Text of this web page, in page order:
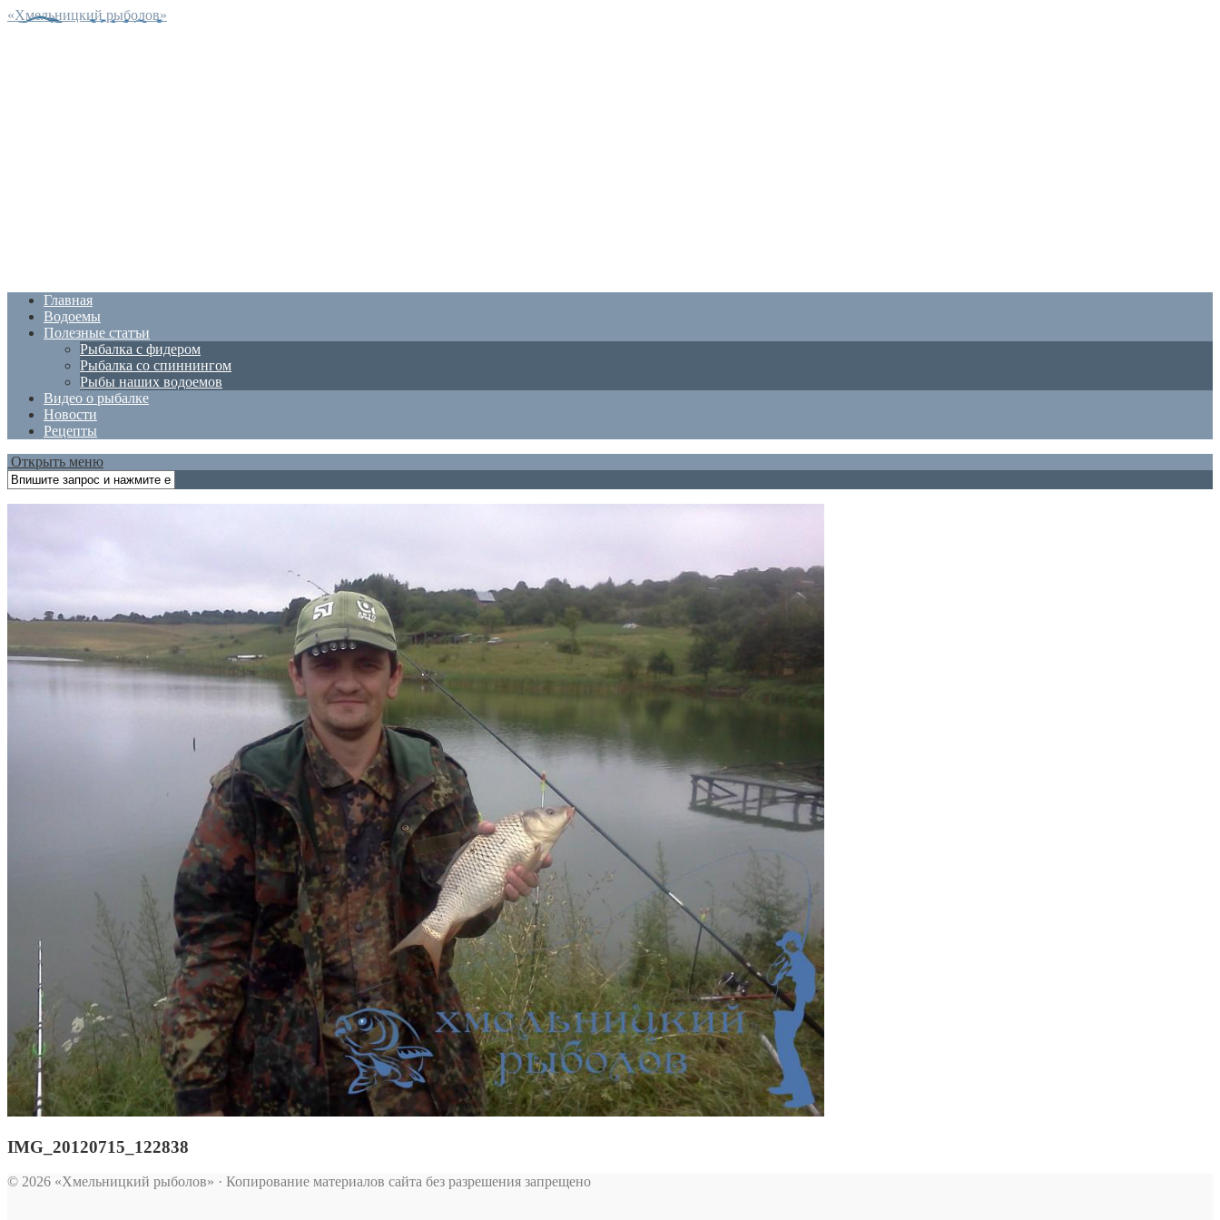
«Хмельницкий рыболов»
Главная
Водоемы
Полезные статъи
Рыбалка с фидером
Рыбалка со спиннингом
Рыбы наших водоемов
Видео о рыбалке
Новости
Рецепты
Открыть меню
IMG_20120715_122838
© 2026 «Хмельницкий рыболов» · Копирование материалов сайта без разрешения запрещено